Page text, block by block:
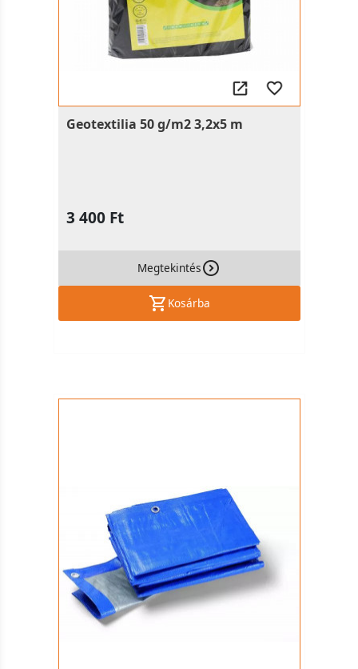
Geotextilia 50 g/m2 3,2x5 m
3 400 Ft
Megtekintés
Kosárba